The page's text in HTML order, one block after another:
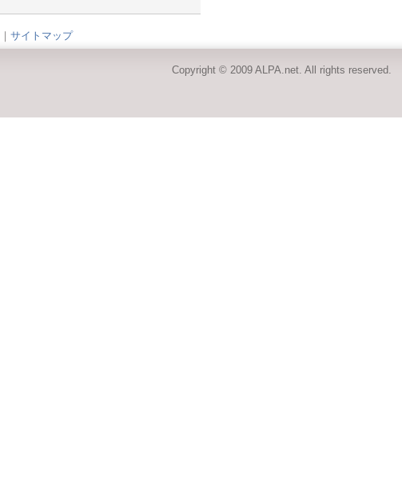
｜ サイトマップ
Copyright © 2009 ALPA.net. All rights reserved.